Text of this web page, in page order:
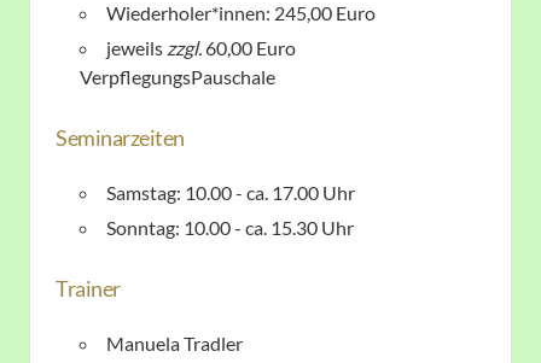
Wiederholer*innen: 245,00 Euro
jeweils zzgl. 60,00 Euro
VerpflegungsPauschale
Seminarzeiten
Samstag: 10.00 - ca. 17.00 Uhr
Sonntag: 10.00 - ca. 15.30 Uhr
Trainer
Manuela Tradler